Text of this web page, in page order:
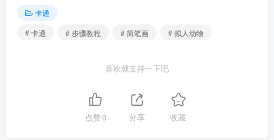
卡通
# 卡通
# 步骤教程 # 简笔画 # 拟人动物
喜欢就支持一下吧
点赞0 分享 收藏